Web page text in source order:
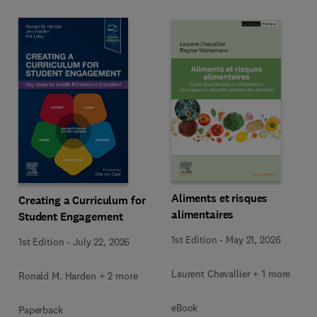
Creating a Curriculum for
Student Engagement
1st Edition -July 22, 2026
Ronald M. Harden + 2 more
Paperback
Aliments et risques
alimentaires
1st Edition - May 21, 2026
Laurent Chevallier + 1 more
eBook